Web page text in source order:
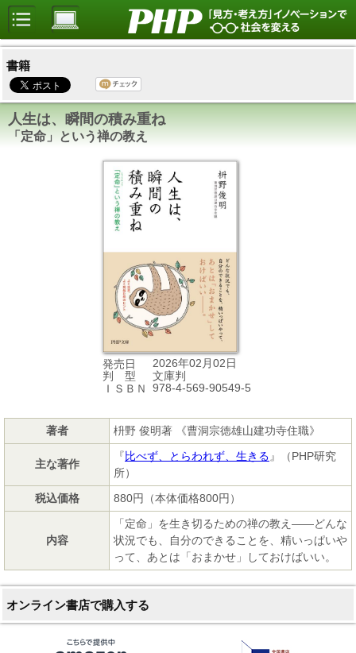
書籍
人生は、瞬間の積み重ね
「定命」という禅の教え
発売日
2026年02月02日
判 型
文庫判
ＩＳＢＮ
978-4-569-90549-5
著者 枡野 俊明著 《曹洞宗徳雄山建功寺住職》
主な著作
『比べず、とらわれず、生きる 』（PHP研究
所）
税込価格
880円（本体価格800円）
内容
「定命」を生き切るための禅の教え――どんな
状況でも、自分のできることを、精いっぱいや
って、あとは「おまかせ」しておけばいい。
オンライン書店で購入する